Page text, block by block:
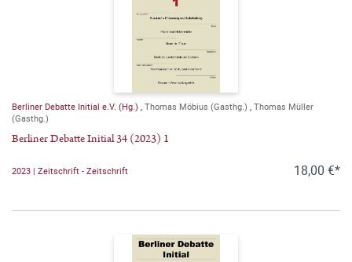
Berliner Debatte Initial e.V. (Hg.) , Thomas Möbius (Gasthg.) , Thomas Müller
(Gasthg.)
Berliner Debatte Initial 34 (2023) 1
2023 | Zeitschrift - Zeitschrift 18,00 €*